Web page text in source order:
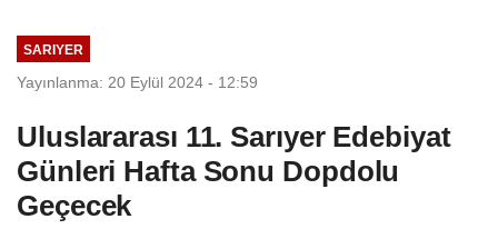
Karatecilerinden Üç Kupa